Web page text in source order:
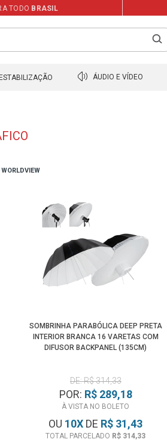
TODO BRASIL
ÁUDIO E VÍDEO
WORLDVIEW
SOMBRINHA PARABÓLICA DEEP PRETA
INTERIOR BRANCA 16 VARETAS COM
DIFUSOR BACKPANEL (135CM)
DE: R$ 314,33
POR: R$ 289,18
À VISTA NO BOLETO
OU 10X DE R$ 31,43
TOTAL PARCELADO R$ 314,33